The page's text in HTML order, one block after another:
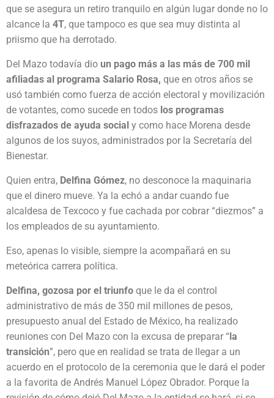
que se asegura un retiro tranquilo en algún lugar donde no lo
alcance la 4T, que tampoco es que sea muy distinta al
priismo que ha derrotado.
Del Mazo todavía dio un pago más a las más de 700 mil
afiliadas al programa Salario Rosa, que en otros años se
usó también como fuerza de acción electoral y movilización
de votantes, como sucede en todos los programas
disfrazados de ayuda social y como hace Morena desde
algunos de los suyos, administrados por la Secretaría del
Bienestar.
Quien entra, Delfina Gómez, no desconoce la maquinaria
que el dinero mueve. Ya la echó a andar cuando fue
alcaldesa de Texcoco y fue cachada por cobrar “diezmos” a
los empleados de su ayuntamiento.
Eso, apenas lo visible, siempre la acompañará en su
meteórica carrera política.
Delfina, gozosa por el triunfo que le da el control
administrativo de más de 350 mil millones de pesos,
presupuesto anual del Estado de México, ha realizado
reuniones con Del Mazo con la excusa de preparar “la
transición”, pero que en realidad se trata de llegar a un
acuerdo en el protocolo de la ceremonia que le dará el poder
a la favorita de Andrés Manuel López Obrador. Porque la